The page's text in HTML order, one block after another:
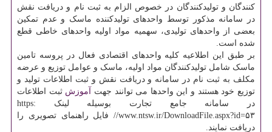
کنندگان و تولیدکنندگان در خصوص الزام به ثبت نام و دریافت نقش
در سامانه مذکور توسط واحدهای تولیدکننده ماسک و عدم تمکین
بعضی از واحدهای تولیدی، سهمیه مواد اولیه واحدهای خاطی قطع
شده است.
بر طبق این اطلاعیه کلیه واحدهای اقتصادی فعال در پروسه تامین
ماسک شامل تولیدکنندگان مواد اولیه، ماسک و عوامل توزیع و عرضه
مکلف به ثبت نام در سامانه و دریافت نقش و ثبت اطلاعات تولید و
توزیع خود هستند و این واحدها می توانند جهت
آموزش ثبت اطلاعات
در سامانه جامع تجارت بوسیله لینک https:
//www.ntsw.ir/DownloadFile.aspx?id=۵۳ فایل راهنمای تصویری را
دریافت نمایند.